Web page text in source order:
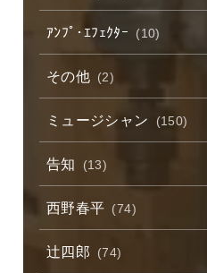
ｱﾝﾌﾟ･ｴﾌｪｸﾀｰ (10)
その他 (2)
ミュージシャン (150)
告知 (13)
西野春平 (74)
辻四郎 (74)